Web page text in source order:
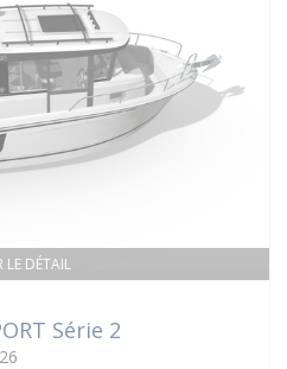
LE DÉTAIL
Série 2